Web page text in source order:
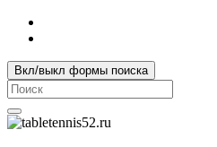
Вкл/выкл формы поиска
Search
for: